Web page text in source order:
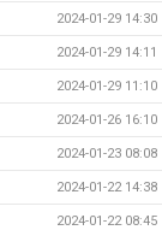
2024-01-29 14:30
2024-01-29 14:11
2024-01-29 11:10
2024-01-26 16:10
2024-01-23 08:08
2024-01-22 14:38
2024-01-22 08:45